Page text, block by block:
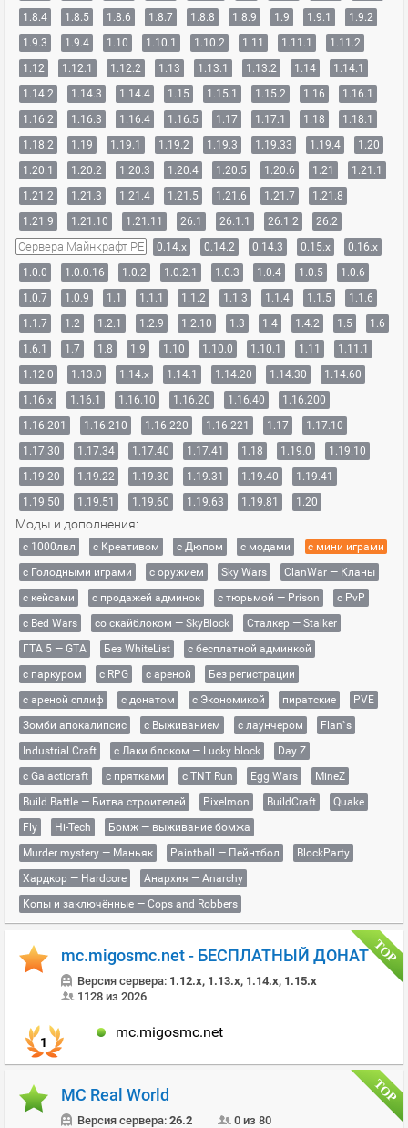
1.8.4
1.8.5 1.8.6 1.8.7 1.8.8 1.8.9 1.9 1.9.1
1.9.2
1.9.3
1.9.4 1.10 1.10.1 1.10.2 1.11 1.11.1
1.11.2
1.12
1.12.1 1.12.2 1.13 1.13.1 1.13.2 1.14
1.14.1
1.14.2
1.14.3 1.14.4 1.15 1.15.1 1.15.2 1.16
1.16.1
1.16.2
1.16.3 1.16.4 1.16.5 1.17 1.17.1 1.18
1.18.1
1.18.2
1.19 1.19.1 1.19.2 1.19.3 1.19.33 1.19.4
1.20
1.20.1
1.20.2 1.20.3 1.20.4 1.20.5 1.20.6 1.21
1.21.1
1.21.2
1.21.3 1.21.4 1.21.5 1.21.6 1.21.7
1.21.8
1.21.9
1.21.10 1.21.11 26.1 26.1.1 26.1.2 26.2
Сервера Майнкрафт PE 0.14.x 0.14.2 0.14.3 0.15.x
0.16.x
1.0.0
1.0.0.16 1.0.2 1.0.2.1 1.0.3 1.0.4 1.0.5
1.0.6
1.0.7
1.0.9 1.1 1.1.1 1.1.2 1.1.3 1.1.4 1.1.5
1.1.6
1.1.7
1.2 1.2.1 1.2.9 1.2.10 1.3 1.4 1.4.2 1.5
1.6
1.6.1
1.7 1.8 1.9 1.10 1.10.0 1.10.1 1.11
1.11.1
1.12.0
1.13.0 1.14.x 1.14.1 1.14.20 1.14.30
1.14.60
1.16.x
1.16.1 1.16.10 1.16.20 1.16.40
1.16.200
1.16.201
1.16.210 1.16.220 1.16.221 1.17
1.17.10
1.17.30
1.17.34 1.17.40 1.17.41 1.18 1.19.0
1.19.10
1.19.20
1.19.22 1.19.30 1.19.31 1.19.40
1.19.41
1.19.50
1.19.51 1.19.60 1.19.63 1.19.81 1.20
Моды и дополнения:
с 1000лвл c Креативом с Дюпом с модами
с мини играми
с Голодными играми
с оружием Sky Wars
ClanWar — Кланы
с кейсами
с продажей админок с тюрьмой — Prison
с PvP
с Bed Wars
со скайблоком — SkyBlock
Сталкер — Stalker
ГТА 5 — GTA
Без WhiteList
с бесплатной админкой
с паркуром
с RPG с ареной
Без регистрации
с ареной сплиф
с донатом с Экономикой пиратские
PVE
Зомби апокалипсис
с Выживанием с лаунчером
Flan`s
Industrial Craft
с Лаки блоком — Lucky block
Day Z
с Galacticraft
с прятками с TNT Run Egg Wars
MineZ
Build Battle — Битва строителей
Pixelmon BuildCraft
Quake
Fly
Hi-Tech
Бомж — выживание бомжа
Murder mystery — Маньяк
Paintball — Пейнтбол
BlockParty
Хардкор — Hardcore
Анархия — Anarchy
Копы и заключённые — Cops and Robbers
mc.migosmc.net - БЕСПЛАТНЫЙ ДОНАТ
Версия сервера: 1.12.x, 1.13.x, 1.14.x, 1.15.x
1128 из 2026
1
mc.migosmc.net
MC Real World
Версия сервера: 26.2 0 из 80